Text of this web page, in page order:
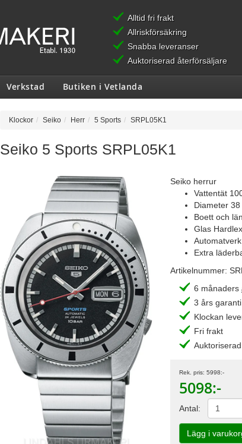
Alltid fri frakt
Allriskförsäkring
Snabba leveranser
Auktoriserad återförsäljare
Verkstad Butiken i Vetlanda
Klockor Seiko Herr 5 Sports SRPL05K1
Seiko 5 Sports SRPL05K1
Seiko herrur
Vattentät
Diameter 38
Boett och
Glas Hardlex
Automatverk
Extra
Artikelnummer:
6 månaders
3 års
Klockan
Fri frakt
Rek. pris: 5998:-
5098:-
Antal: